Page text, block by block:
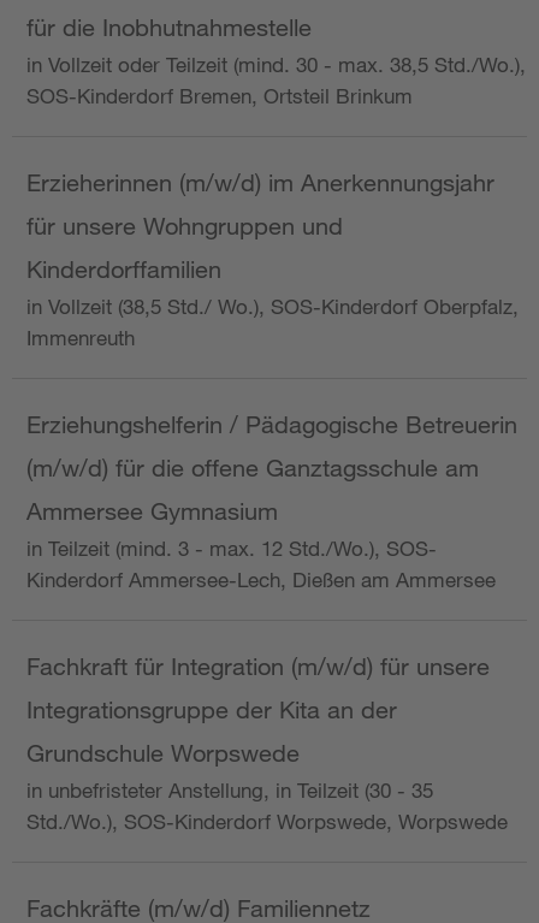
für die Inobhutnahmestelle
in Vollzeit oder Teilzeit (mind. 30 - max. 38,5 Std./Wo.),
SOS-Kinderdorf Bremen, Ortsteil Brinkum
Erzieherinnen (m/w/d) im Anerkennungsjahr
für unsere Wohngruppen und
Kinderdorffamilien
in Vollzeit (38,5 Std./ Wo.), SOS-Kinderdorf Oberpfalz,
Immenreuth
Erziehungshelferin / Pädagogische Betreuerin
(m/w/d) für die offene Ganztagsschule am
Ammersee Gymnasium
in Teilzeit (mind. 3 - max. 12 Std./Wo.), SOS-
Kinderdorf Ammersee-Lech, Dießen am Ammersee
Fachkraft für Integration (m/w/d) für unsere
Integrationsgruppe der Kita an der
Grundschule Worpswede
in unbefristeter Anstellung, in Teilzeit (30 - 35
Std./Wo.), SOS-Kinderdorf Worpswede, Worpswede
Fachkräfte (m/w/d) Familiennetz